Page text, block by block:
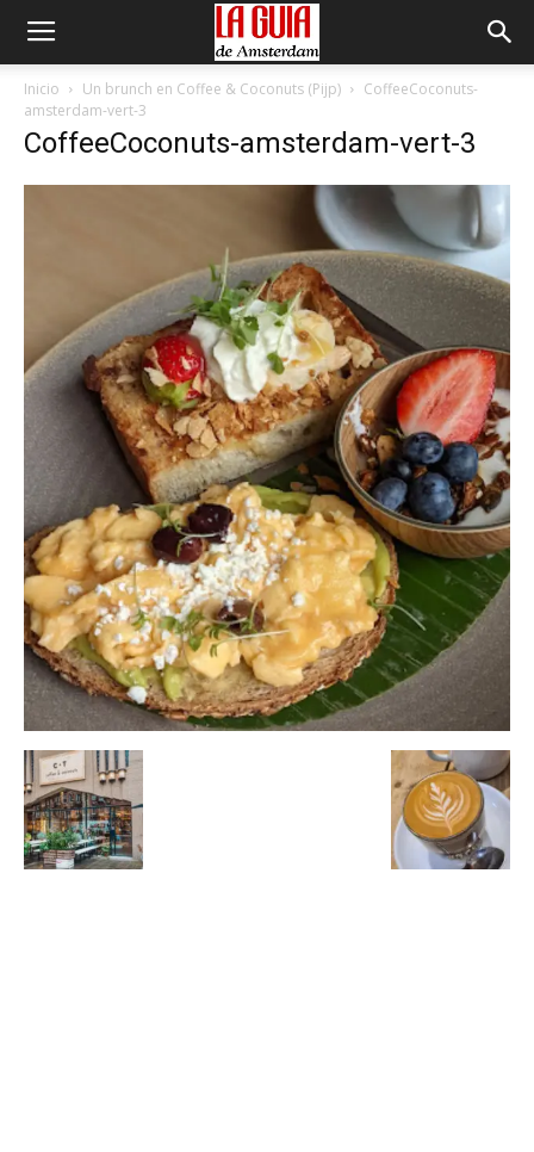
Inicio Un brunch en Coffee & Coconuts (Pijp)
CoffeeCoconuts-
amsterdam-vert-3
CoffeeCoconuts-amsterdam-vert-3